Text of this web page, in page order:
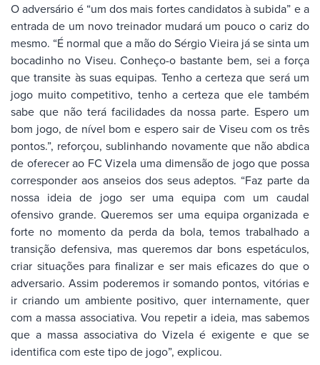
O adversário é “um dos mais fortes candidatos à subida” e a
entrada de um novo treinador mudará um pouco o cariz do
mesmo. “É normal que a mão do Sérgio Vieira já se sinta um
bocadinho no Viseu. Conheço-o bastante bem, sei a força
que transite às suas equipas. Tenho a certeza que será um
jogo muito competitivo, tenho a certeza que ele também
sabe que não terá facilidades da nossa parte. Espero um
bom jogo, de nível bom e espero sair de Viseu com os três
pontos.”, reforçou, sublinhando novamente que não abdica
de oferecer ao FC Vizela uma dimensão de jogo que possa
corresponder aos anseios dos seus adeptos. “Faz parte da
nossa ideia de jogo ser uma equipa com um caudal
ofensivo grande. Queremos ser uma equipa organizada e
forte no momento da perda da bola, temos trabalhado a
transição defensiva, mas queremos dar bons espetáculos,
criar situações para finalizar e ser mais eficazes do que o
adversario. Assim poderemos ir somando pontos, vitórias e
ir criando um ambiente positivo, quer internamente, quer
com a massa associativa. Vou repetir a ideia, mas sabemos
que a massa associativa do Vizela é exigente e que se
identifica com este tipo de jogo”, explicou.